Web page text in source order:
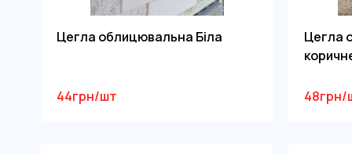
Цегла облицювальна Біла
44грн/шт
Цегла
48грн/